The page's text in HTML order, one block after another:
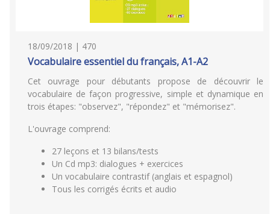
18/09/2018 | 470
Vocabulaire essentiel du français, A1-A2
Cet ouvrage pour débutants propose de découvrir le
vocabulaire de façon progressive, simple et dynamique en
trois étapes: "observez", "répondez" et "mémorisez".
L'ouvrage comprend:
27 leçons et 13 bilans/tests
Un Cd mp3: dialogues + exercices
Un vocabulaire contrastif (anglais et espagnol)
Tous les corrigés écrits et audio